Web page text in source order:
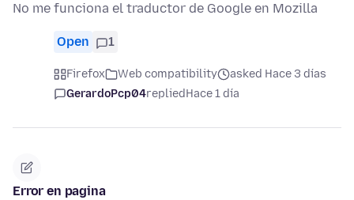
No me funciona el traductor de Google en Mozilla
Open 1
Firefox Web compatibility
asked Hace 3 días
GerardoPcp04repliedHace 1 día
Error en pagina